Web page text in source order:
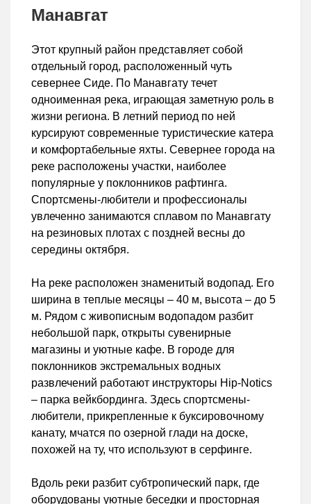
Манавгат
Этот крупный район представляет собой
отдельный город, расположенный чуть
севернее Сиде. По Манавгату течет
одноименная река, играющая заметную роль в
жизни региона. В летний период по ней
курсируют современные туристические катера
и комфортабельные яхты. Севернее города на
реке расположены участки, наиболее
популярные у поклонников рафтинга.
Спортсмены-любители и профессионалы
увлеченно занимаются сплавом по Манавгату
на резиновых плотах с поздней весны до
середины октября.
На реке расположен знаменитый водопад. Его
ширина в теплые месяцы – 40 м, высота – до 5
м. Рядом с живописным водопадом разбит
небольшой парк, открыты сувенирные
магазины и уютные кафе. В городе для
поклонников экстремальных водных
развлечений работают инструкторы Hip-Notics
– парка вейкбординга. Здесь спортсмены-
любители, прикрепленные к буксировочному
канату, мчатся по озерной глади на доске,
похожей на ту, что используют в серфинге.
Вдоль реки разбит субтропический парк, где
оборудованы уютные беседки и просторная